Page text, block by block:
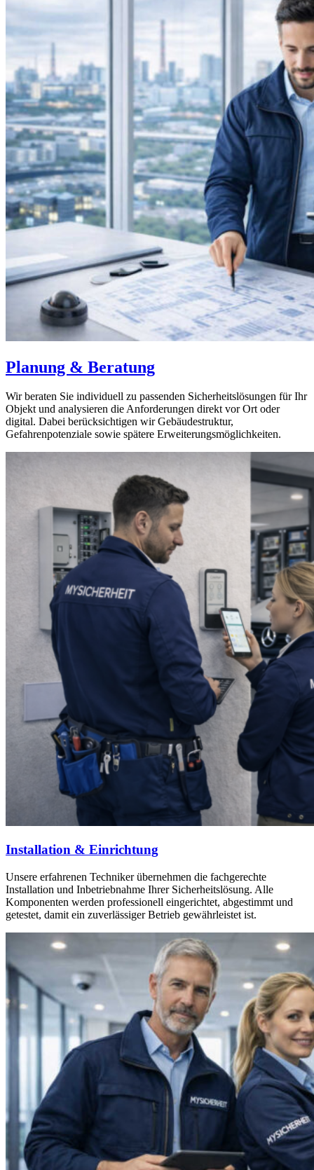
Planung & Beratung
Wir beraten Sie individuell zu passenden Sicherheitslösungen für Ihr
Objekt und analysieren die Anforderungen direkt vor Ort oder
digital. Dabei berücksichtigen wir Gebäudestruktur,
Gefahrenpotenziale sowie spätere Erweiterungsmöglichkeiten.
Installation & Einrichtung
Unsere erfahrenen Techniker übernehmen die fachgerechte
Installation und Inbetriebnahme Ihrer Sicherheitslösung. Alle
Komponenten werden professionell eingerichtet, abgestimmt und
getestet, damit ein zuverlässiger Betrieb gewährleistet ist.